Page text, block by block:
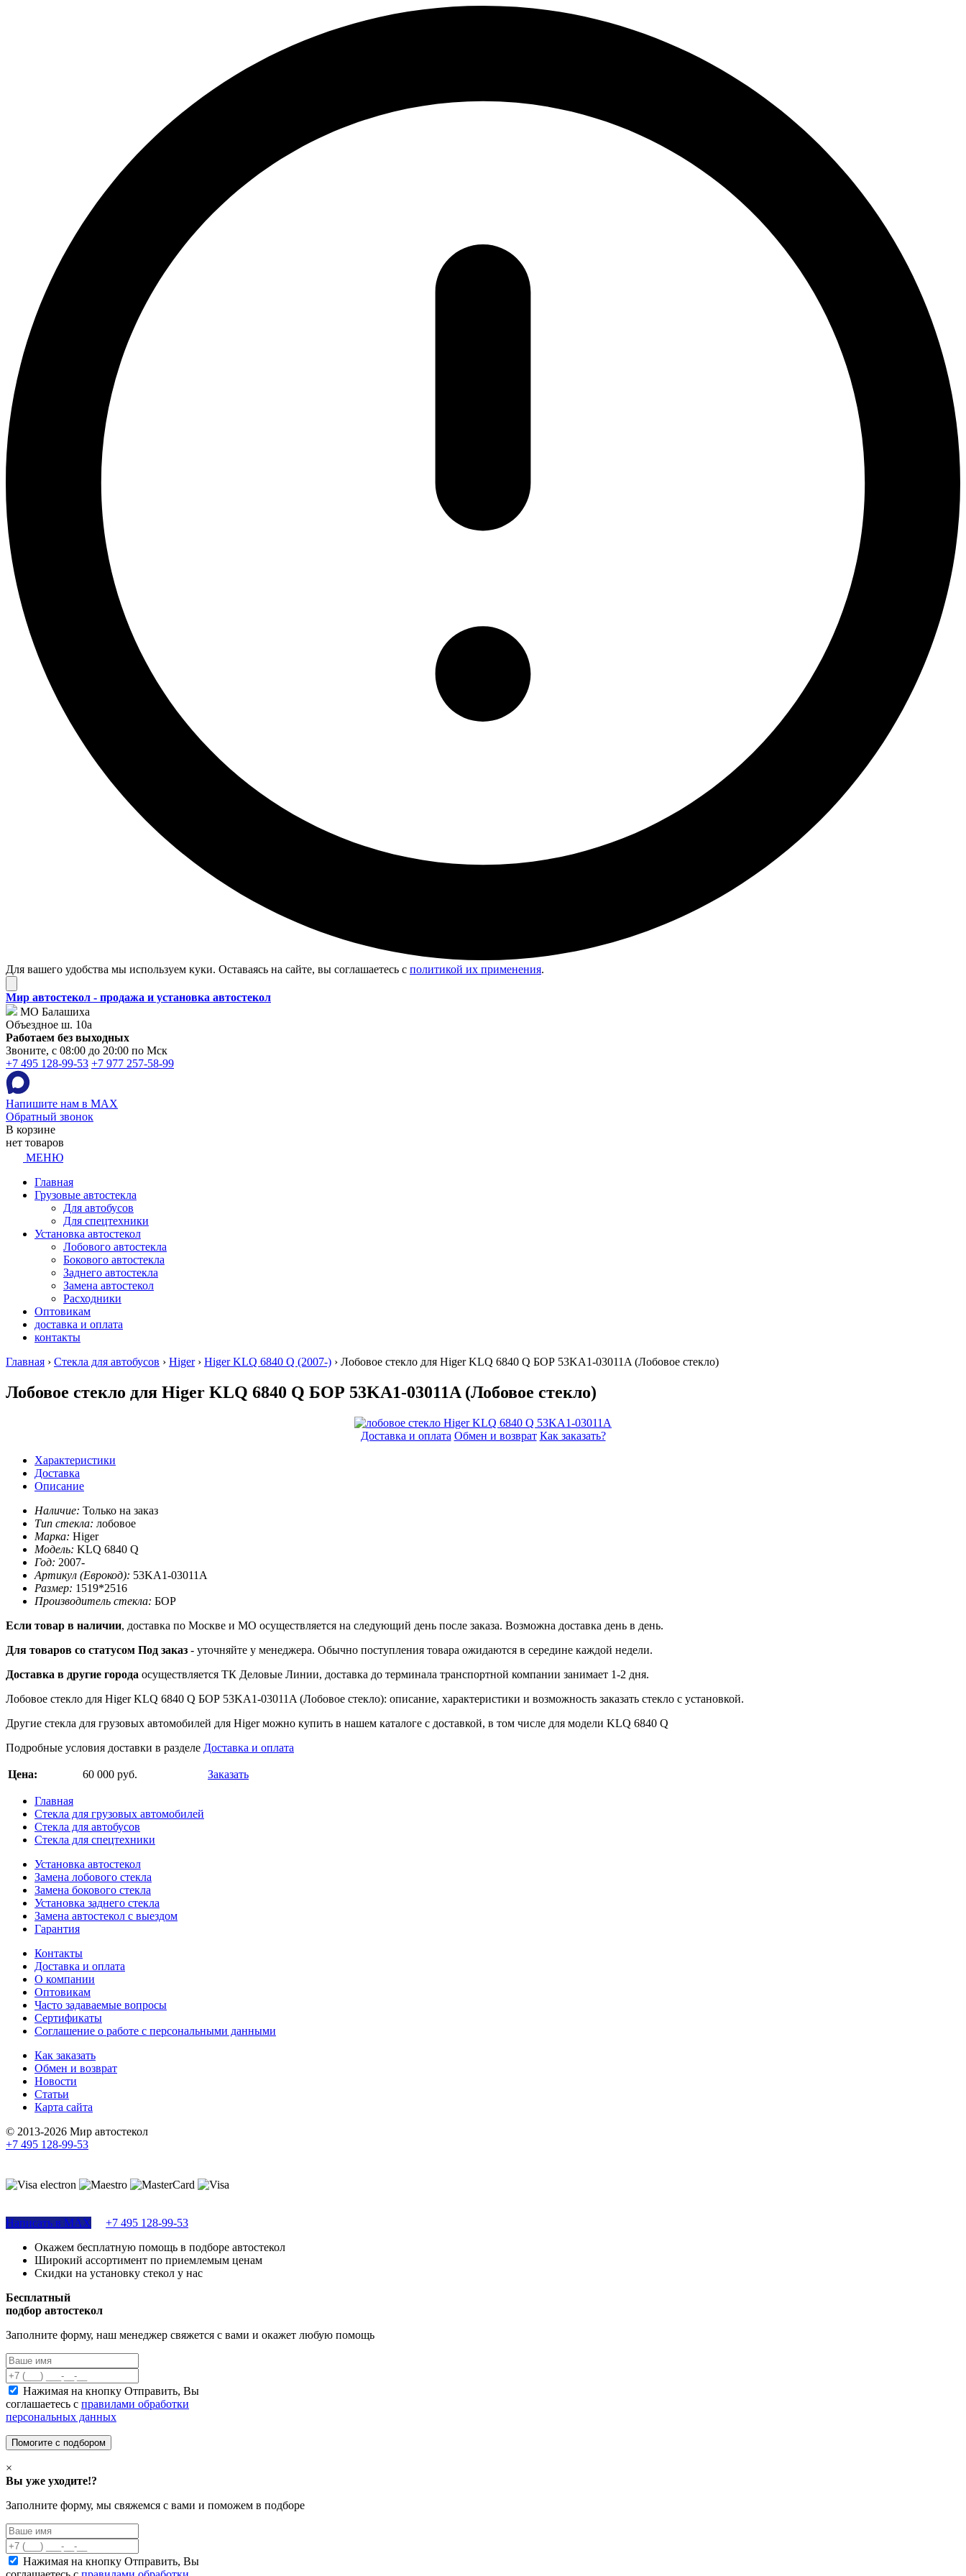
Для вашего удобства мы используем куки. Оставаясь на сайте, вы соглашаетесь с политикой их применения.
Мир автостекол - продажа и установка автостекол
МО Балашиха
Объездное ш. 10а
Работаем без выходных
Звоните, с 08:00 до 20:00 по Мск
+7 495 128-99-53 +7 977 257-58-99
Напишите нам в MAX
Обратный звонок
В корзине
нет товаров
МЕНЮ
Главная
Грузовые автостекла
Для автобусов
Для спецтехники
Установка автостекол
Лобового автостекла
Бокового автостекла
Заднего автостекла
Замена автостекол
Расходники
Оптовикам
доставка и оплата
контакты
Главная › Стекла для автобусов › Higer› Higer KLQ 6840 Q (2007-) › Лобовое стекло для Higer KLQ 6840 Q БОР 53KA1-03011A (Лобовое стекло)
Лобовое стекло для Higer KLQ 6840 Q БОР 53KA1-03011A (Лобовое стекло)
Доставка и оплата Обмен и возврат Как заказать?
Характеристики
Доставка
Описание
Наличие: Только на заказ
Тип стекла: лобовое
Марка: Higer
Модель: KLQ 6840 Q
Год: 2007-
Артикул (Еврокод): 53KA1-03011A
Размер: 1519*2516
Производитель стекла: БОР
Если товар в наличии, доставка по Москве и МО осуществляется на следующий день после заказа. Возможна доставка день в день.
Для товаров со статусом Под заказ - уточняйте у менеджера. Обычно поступления товара ожидаются в середине каждой недели.
Доставка в другие города осуществляется ТК Деловые Линии, доставка до терминала транспортной компании занимает 1-2 дня.
Лобовое стекло для Higer KLQ 6840 Q БОР 53KA1-03011A (Лобовое стекло): описание, характеристики и возможность заказать стекло с установкой.
Другие стекла для грузовых автомобилей для Higer можно купить в нашем каталоге с доставкой, в том числе для модели KLQ 6840 Q
Подробные условия доставки в разделе Доставка и оплата
Цена: 60 000 руб. Заказать
Главная
Стекла для грузовых автомобилей
Стекла для автобусов
Стекла для спецтехники
Установка автостекол
Замена лобового стекла
Замена бокового стекла
Установка заднего стекла
Замена автостекол с выездом
Гарантия
Контакты
Доставка и оплата
О компании
Оптовикам
Часто задаваемые вопросы
Сертификаты
Соглашение о работе с персональными данными
Как заказать
Обмен и возврат
Новости
Статьи
Карта сайта
© 2013-2026 Мир автостекол
+7 495 128-99-53
Написать в MAX
+7 495 128-99-53
Окажем бесплатную помощь в подборе автостекол
Широкий ассортимент по приемлемым ценам
Скидки на установку стекол у нас
Бесплатный
подбор автостекол
Заполните форму, наш менеджер свяжется с вами и окажет любую помощь
Нажимая на кнопку Отправить, Вы
соглашаетесь с правилами обработки
персональных данных
×
Вы уже уходите!?
Заполните форму, мы свяжемся с вами и поможем в подборе
Нажимая на кнопку Отправить, Вы